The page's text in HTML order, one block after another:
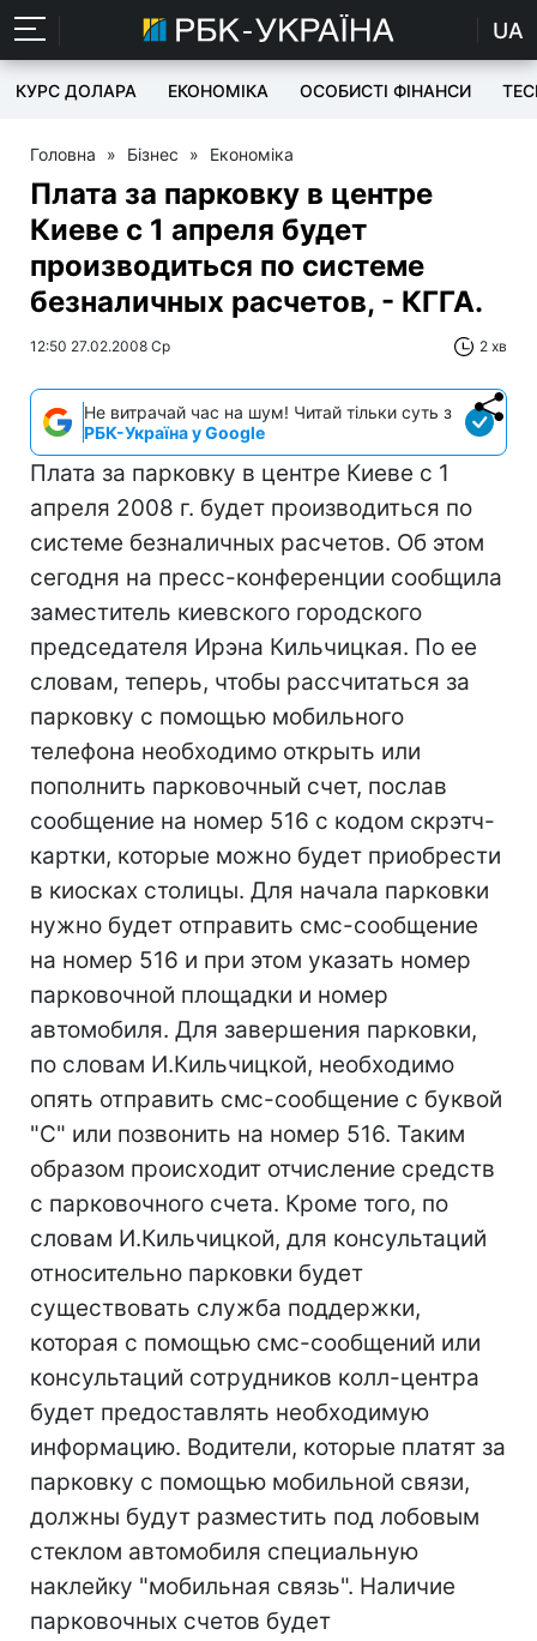
UA
КУРС ДОЛАРА ЕКОНОМІКА ОСОБИСТІ ФІНАНСИ
Головна » Бізнес » Економіка
Плата за парковку в центре
Киеве с 1 апреля будет
производиться по системе
безналичных расчетов, - КГГА.
12:50 27.02.2008 Ср 2 хв
Не витрачай час на шум! Читай тільки суть з
РБК-Україна у Google
Плата за парковку в центре Киеве с 1
апреля 2008 г. будет производиться по
системе безналичных расчетов. Об этом
сегодня на пресс-конференции сообщила
заместитель киевского городского
председателя Ирэна Кильчицкая. По ее
словам, теперь, чтобы рассчитаться за
парковку с помощью мобильного
телефона необходимо открыть или
пополнить парковочный счет, послав
сообщение на номер 516 с кодом скрэтч-
картки, которые можно будет приобрести
в киосках столицы. Для начала парковки
нужно будет отправить смс-сообщение
на номер 516 и при этом указать номер
парковочной площадки и номер
автомобиля. Для завершения парковки,
по словам И.Кильчицкой, необходимо
опять отправить смс-сообщение с буквой
"С" или позвонить на номер 516. Таким
образом происходит отчисление средств
с парковочного счета. Кроме того, по
словам И.Кильчицкой, для консультаций
относительно парковки будет
существовать служба поддержки,
которая с помощью смс-сообщений или
консультаций сотрудников колл-центра
будет предоставлять необходимую
информацию. Водители, которые платят за
парковку с помощью мобильной связи,
должны будут разместить под лобовым
стеклом автомобиля специальную
наклейку "мобильная связь". Наличие
парковочных счетов будет